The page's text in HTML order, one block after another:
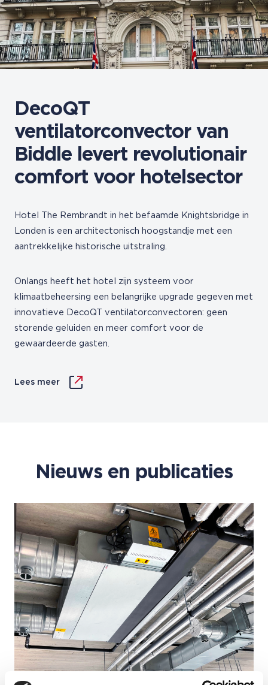
DecoQT
ventilatorconvector van
Biddle levert revolutionair
comfort voor hotelsector
Hotel The Rembrandt in het befaamde Knightsbridge in
Londen is een architectonisch hoogstandje met een
aantrekkelijke historische uitstraling.
Onlangs heeft het hotel zijn systeem voor
klimaatbeheersing een belangrijke upgrade gegeven met
innovatieve DecoQT ventilatorconvectoren: geen
storende geluiden en meer comfort voor de
gewaardeerde gasten.
Lees meer
Nieuws en publicaties